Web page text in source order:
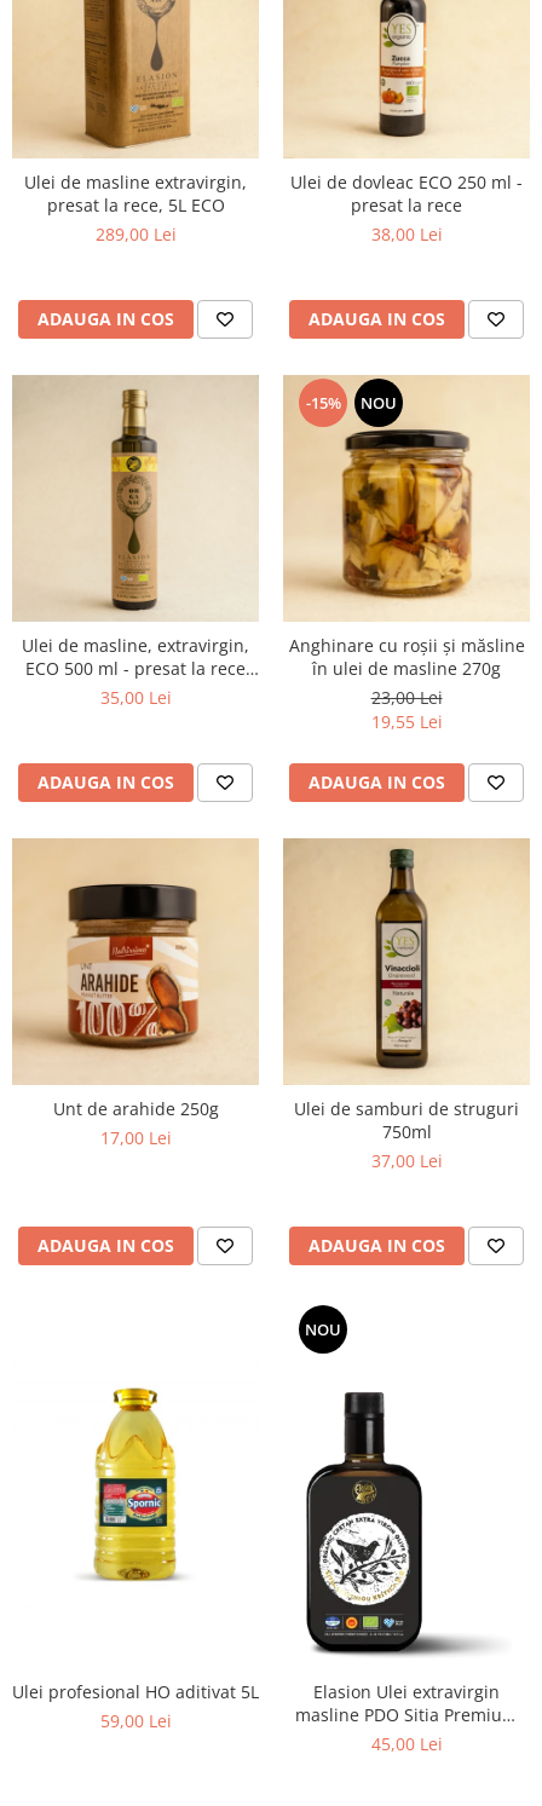
Ulei de masline extravirgin,
presat la rece, 5L ECO
289,00 Lei
ADAUGA IN COS
Ulei de dovleac ECO 250 ml -
presat la rece
38,00 Lei
ADAUGA IN COS
Ulei de masline, extravirgin,
ECO 500 ml - presat la rece
RECOLTA NOUA
35,00 Lei
ADAUGA IN COS
-15% NOU
Anghinare cu roșii și măsline
în ulei de masline 270g
23,00 Lei
19,55 Lei
ADAUGA IN COS
Unt de arahide 250g
17,00 Lei
ADAUGA IN COS
Ulei de samburi de struguri
750ml
37,00 Lei
ADAUGA IN COS
Ulei profesional HO aditivat 5L
59,00 Lei
NOU
Elasion Ulei extravirgin
masline PDO Sitia Premium
500ml ECO
45,00 Lei